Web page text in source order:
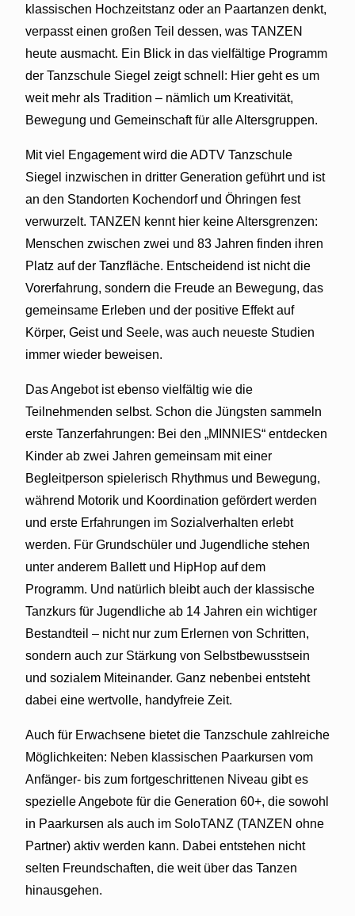
klassischen Hochzeitstanz oder an Paartanzen denkt,
verpasst einen großen Teil dessen, was TANZEN
heute ausmacht. Ein Blick in das vielfältige Programm
der Tanzschule Siegel zeigt schnell: Hier geht es um
weit mehr als Tradition – nämlich um Kreativität,
Bewegung und Gemeinschaft für alle Altersgruppen.
Mit viel Engagement wird die ADTV Tanzschule
Siegel inzwischen in dritter Generation geführt und ist
an den Standorten Kochendorf und Öhringen fest
verwurzelt. TANZEN kennt hier keine Altersgrenzen:
Menschen zwischen zwei und 83 Jahren finden ihren
Platz auf der Tanzfläche. Entscheidend ist nicht die
Vorerfahrung, sondern die Freude an Bewegung, das
gemeinsame Erleben und der positive Effekt auf
Körper, Geist und Seele, was auch neueste Studien
immer wieder beweisen.
Das Angebot ist ebenso vielfältig wie die
Teilnehmenden selbst. Schon die Jüngsten sammeln
erste Tanzerfahrungen: Bei den „MINNIES“ entdecken
Kinder ab zwei Jahren gemeinsam mit einer
Begleitperson spielerisch Rhythmus und Bewegung,
während Motorik und Koordination gefördert werden
und erste Erfahrungen im Sozialverhalten erlebt
werden. Für Grundschüler und Jugendliche stehen
unter anderem Ballett und HipHop auf dem
Programm. Und natürlich bleibt auch der klassische
Tanzkurs für Jugendliche ab 14 Jahren ein wichtiger
Bestandteil – nicht nur zum Erlernen von Schritten,
sondern auch zur Stärkung von Selbstbewusstsein
und sozialem Miteinander. Ganz nebenbei entsteht
dabei eine wertvolle, handyfreie Zeit.
Auch für Erwachsene bietet die Tanzschule zahlreiche
Möglichkeiten: Neben klassischen Paarkursen vom
Anfänger- bis zum fortgeschrittenen Niveau gibt es
spezielle Angebote für die Generation 60+, die sowohl
in Paarkursen als auch im SoloTANZ (TANZEN ohne
Partner) aktiv werden kann. Dabei entstehen nicht
selten Freundschaften, die weit über das Tanzen
hinausgehen.